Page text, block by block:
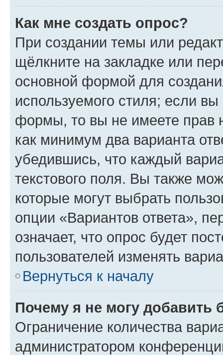
Как мне создать опрос?
При создании темы или
щёлкните на закладке или
основной формой для
используемого стиля; если
формы, то вы не имеете прав
как минимум два варианта
убедившись, что каждый
текстового поля. Вы также
которые могут выбрать
опции «Вариантов ответа»,
означает, что опрос будет
пользователей изменять
Вернуться к началу
Почему я не могу добавить
Ограничение количества
администратором